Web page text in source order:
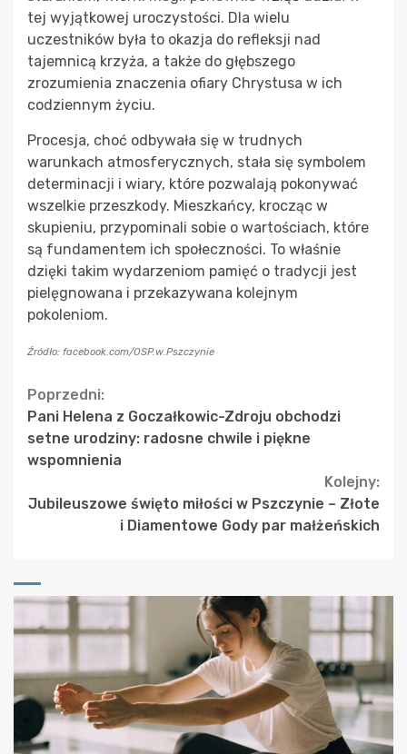
tej wyjątkowej uroczystości. Dla wielu
uczestników była to okazja do refleksji nad
tajemnicą krzyża, a także do głębszego
zrozumienia znaczenia ofiary Chrystusa w ich
codziennym życiu.
Procesja, choć odbywała się w trudnych
warunkach atmosferycznych, stała się symbolem
determinacji i wiary, które pozwalają pokonywać
wszelkie przeszkody. Mieszkańcy, krocząc w
skupieniu, przypominali sobie o wartościach, które
są fundamentem ich społeczności. To właśnie
dzięki takim wydarzeniom pamięć o tradycji jest
pielęgnowana i przekazywana kolejnym
pokoleniom.
Źródło: facebook.com/OSP.w.Pszczynie
Continue
Reading
Poprzedni:
Pani Helena z Goczałkowic-Zdroju obchodzi
setne urodziny: radosne chwile i piękne
wspomnienia
Kolejny:
Jubileuszowe święto miłości w Pszczynie – Złote
i Diamentowe Gody par małżeńskich